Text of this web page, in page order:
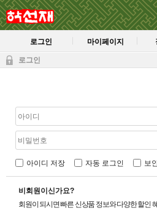
로그인 마이페이지
로그인
아이디 저장 자동 로그인 보
비회원이신가요?
회원이 되시면 빠른 신상품 정보와 다양한 할인